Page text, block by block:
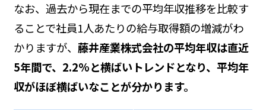
なお、過去から現在までの平均年収推移を比較す
ることで社員1人あたりの給与取得額の増減がわ
かりますが、 藤井産業株式会社の平均年収は直近
5年間で、2.2%と横ばいトレンドとなり、平均年
収がほぼ横ばいなことが分かります。